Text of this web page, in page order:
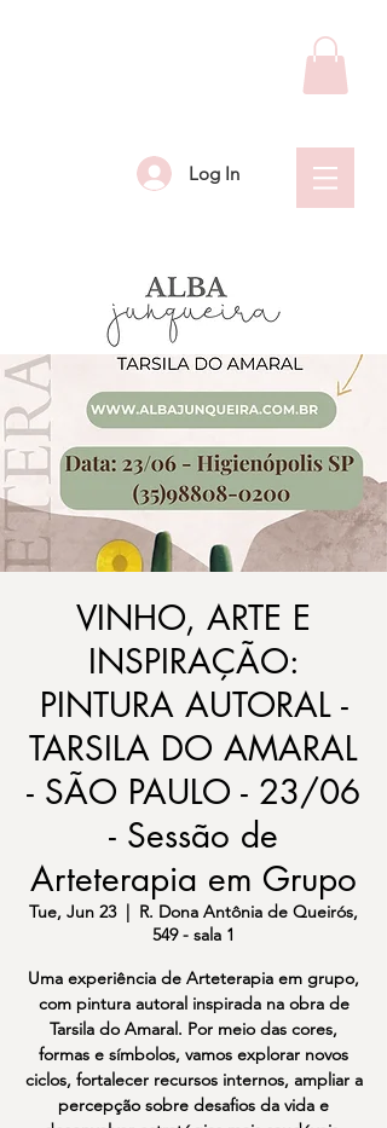
Log In
VINHO, ARTE E
INSPIRAÇÃO:
PINTURA AUTORAL -
TARSILA DO AMARAL
- SÃO PAULO - 23/06
- Sessão de
Arteterapia em Grupo
Tue, Jun 23
  |
R. Dona Antônia de Queirós,
549 - sala 1
Uma experiência de Arteterapia em grupo,
com pintura autoral inspirada na obra de
Tarsila do Amaral. Por meio das cores,
formas e símbolos, vamos explorar novos
ciclos, fortalecer recursos internos, ampliar a
percepção sobre desafios da vida e